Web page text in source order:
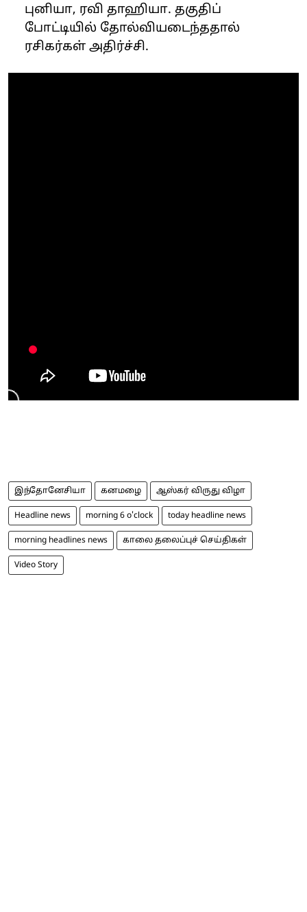
புனியா, ரவி தாஹியா. தகுதிப்
போட்டியில் தோல்வியடைந்ததால்
ரசிகர்கள் அதிர்ச்சி.
இந்தோனேசியா கனமழை ஆஸ்கர் விருது விழா
Headline news morning 6 o'clock today headline news
morning headlines news காலை தலைப்புச் செய்திகள்
Video Story